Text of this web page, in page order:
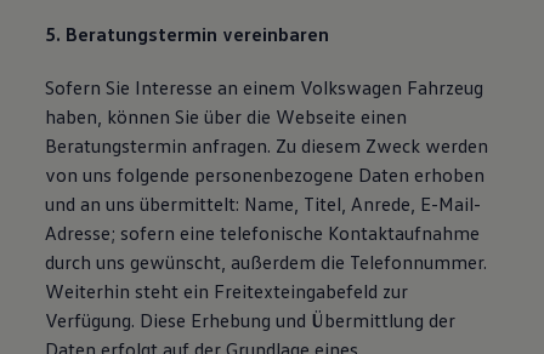
5. Beratungstermin vereinbaren
Sofern Sie Interesse an einem Volkswagen Fahrzeug
haben, können Sie über die Webseite einen
Beratungstermin anfragen. Zu diesem Zweck werden
von uns folgende personenbezogene Daten erhoben
und an uns übermittelt: Name, Titel, Anrede, E-Mail-
Adresse; sofern eine telefonische Kontaktaufnahme
durch uns gewünscht, außerdem die Telefonnummer.
Weiterhin steht ein Freitexteingabefeld zur
Verfügung. Diese Erhebung und Übermittlung der
Daten erfolgt auf der Grundlage eines